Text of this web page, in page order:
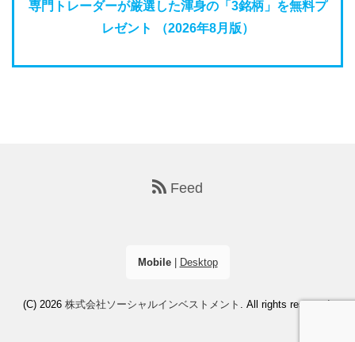
専門トレーダーが厳選した渾身の「3銘柄」を無料プ
レゼント （2026年8月版）
Feed
Mobile| Desktop
(C) 2026 株式会社ソーシャルインベストメント . All rights reserved.